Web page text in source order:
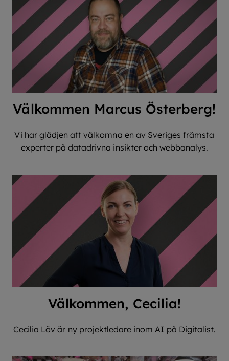
Välkommen Marcus Österberg!
Vi har glädjen att välkomna en av Sveriges främsta
experter på datadrivna insikter och webbanalys.
Välkommen, Cecilia!
Cecilia Löv är ny projektledare inom AI på Digitalist.